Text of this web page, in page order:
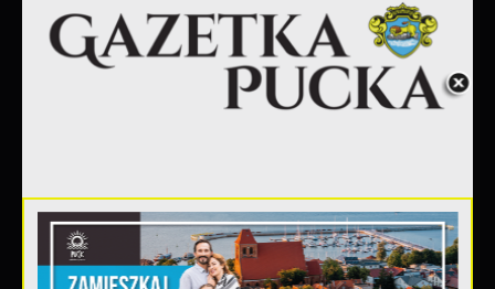
30 - 06 - 2026